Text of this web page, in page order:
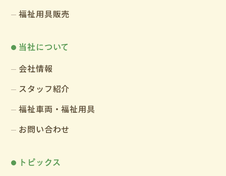
福祉用具販売
当社について
会社情報
スタッフ紹介
福祉車両・福祉用具
お問い合わせ
トピックス